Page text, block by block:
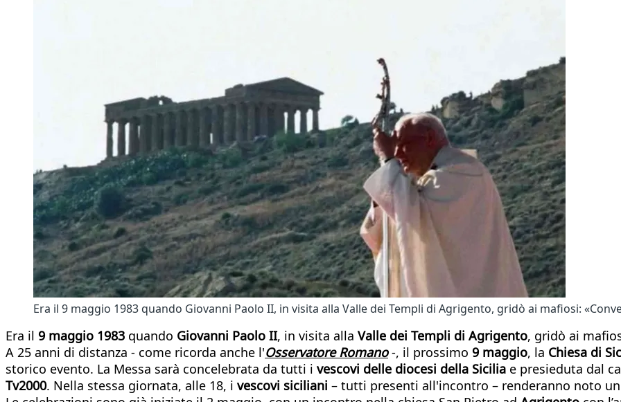
Era il 9 maggio 1983 quando Giovanni Paolo II, in visita alla Valle dei Templi di Agrigento, gridò ai mafiosi:
Era il 9 maggio 1983 quando Giovanni Paolo II, in visita alla Valle dei Templi di Agrigento, gridò ai
A 25 anni di distanza - come ricorda anche l'Osservatore Romano-, il prossimo 9 maggio, la Chiesa di
storico evento. La Messa sarà concelebrata da tutti i vescovi delle diocesi della Sicilia e presieduta dal
Tv2000. Nella stessa giornata, alle 18, i vescovi siciliani – tutti presenti all'incontro – renderanno noto